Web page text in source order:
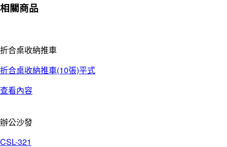
相關商品
折合桌收納推車
折合桌收納推車(10張)平式
查看內容
辦公沙發
CSL-321